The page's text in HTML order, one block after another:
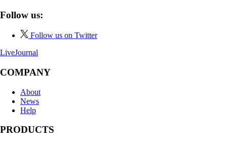
Follow us:
Follow us on Twitter
LiveJournal
COMPANY
About
News
Help
PRODUCTS